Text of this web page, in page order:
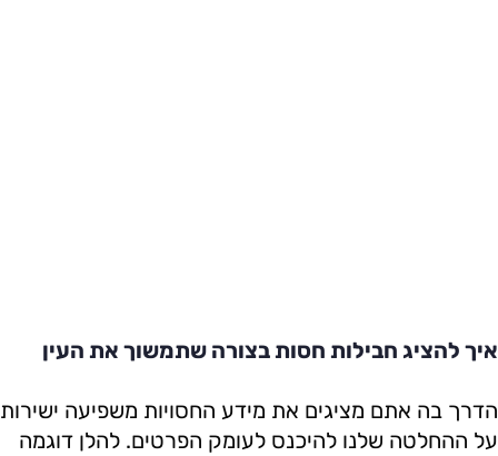
איך להציג חבילות חסות בצורה שתמשוך את העין
הדרך בה אתם מציגים את מידע החסויות משפיעה ישירות
על ההחלטה שלנו להיכנס לעומק הפרטים. להלן דוגמה